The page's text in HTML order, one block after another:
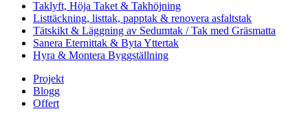
Taklyft, Höja Taket & Takhöjning
Listtäckning, listtak, papptak & renovera asfaltstak
Tätskikt & Läggning av Sedumtak / Tak med Gräsmatta
Sanera Eternittak & Byta Yttertak
Hyra & Montera Byggställning
Projekt
Blogg
Offert